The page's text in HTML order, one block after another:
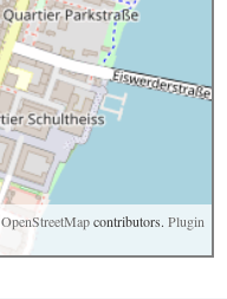
OpenStreetMapcontributors. Plugin